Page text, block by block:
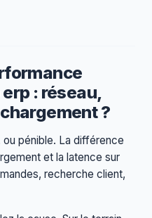
: réseau,
?
pénible. La différence
et la latence sur
recherche client,